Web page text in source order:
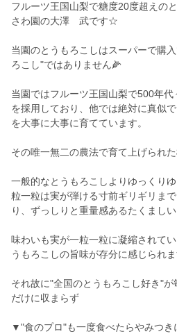
フルーツ王国山梨で糖度20度超えの
さわ園の大澤 武です☆
当園のとうもろこしはスーパーで購
ろこし"ではありません🌽
当園ではフルーツ王国山梨で500年
を採用しており、他では絶対に真似
を大事に大事に育てています。
その唯一無二の農法で育て上げられ
一般的なとうもろこしよりゆっくり
粒一粒は実が弾ける寸前ギリギリま
り、ずっしりと重量感あるたくまし
味わいも実が一粒一粒に凝縮されて
うもろこしの旨味が存分に感じられ
それ故に"全国のとうもろこし好き"
だけに収まらず
▼"食のプロ"も一度食べたらやみつき